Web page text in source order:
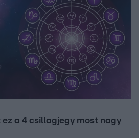
ez a 4 csillagjegy most nagy